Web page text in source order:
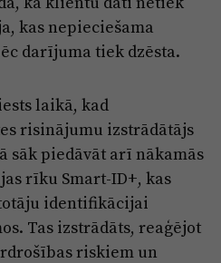
kas nepieciešama
darījuma tiek dzēsta.
laikā, kad
risinājumu izstrādātājs
sāk piedāvāt arī nākamās
rīku Smart-ID+, kas
identifikācijai
Tas izstrādāts, reaģējot
riskiem un